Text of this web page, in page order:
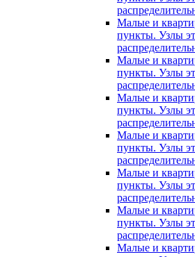
Малые и
пункты. Узлы
Малые и
пункты. Узлы
Малые и
пункты. Узлы
Малые и
пункты. Узлы
Малые и
пункты. Узлы
Малые и
пункты. Узлы
Малые и